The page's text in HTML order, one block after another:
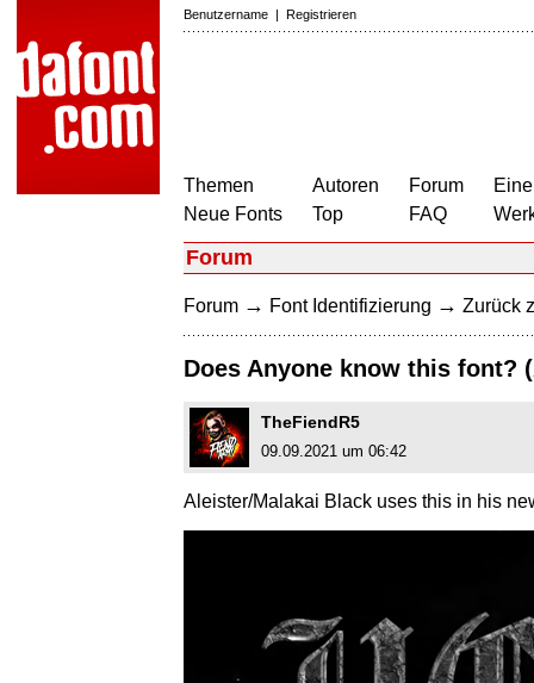
Benutzername | Registrieren
Themen
Neue Fonts
Autoren
Top
Forum
FAQ
Forum
Forum → Font Identifizierung → Zurück
Does Anyone know this font?
TheFiendR5
09.09.2021 um 06:42
Aleister/Malakai Black uses this in his